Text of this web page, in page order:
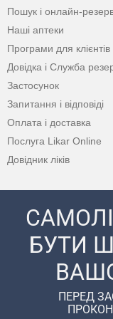
Пошук і онлайн-
Наші аптеки
Програми для клієнтів
Довідка і Служба
Застосунок
Запитання і відповіді
Оплата і доставка
Послуга Likar Online
Довідник ліків
БУТИ
ПЕРЕД